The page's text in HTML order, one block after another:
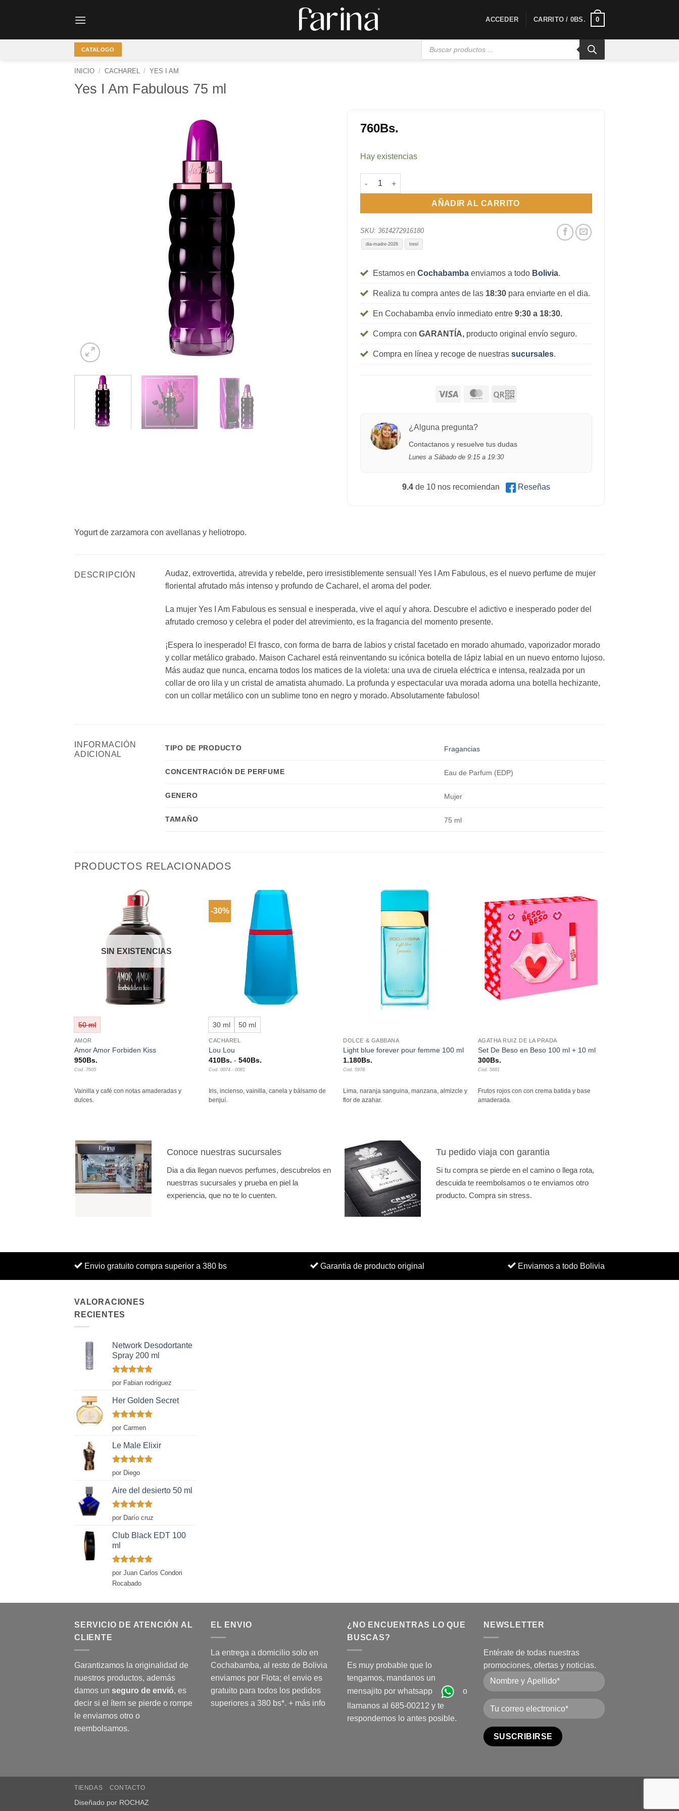
ACCEDER CARRITO / 0BS. 0
CATALOGO
Búsqueda
INICIO / CACHAREL / YES I AM
Yes I Am Fabulous 75 ml
760Bs.
Hay existencias
Yes I Am Fabulous 75 ml cantidad
AÑADIR AL CARRITO
SKU: 3614272916180
dia-madre-2026 tresl
Estamos en Cochabamba enviamos a todo Bolivia.
Realiza tu compra antes de las 18:30para enviarte en el dia.
En Cochabamba envío inmediato entre 9:30 a 18:30.
Compra con GARANTÍA,producto original envío seguro.
Compra en línea y recoge de nuestras sucursales.
¿Alguna pregunta?
Contactanos y resuelve tus dudas
Lunes a Sábado de 9:15 a 19:30
9.4de 10 nos recomiendan Reseñas
Yogurt de zarzamora con avellanas y heliotropo.
DESCRIPCIÓN
Audaz, extrovertida, atrevida y rebelde, pero irresistiblemente sensual! Yes I Am Fabulous, es el nuevo perfume de mujer
floriental afrutado más intenso y profundo de Cacharel, el aroma del poder.
La mujer Yes I Am Fabulous es sensual e inesperada, vive el aquí y ahora. Descubre el adictivo e inesperado poder del
afrutado cremoso y celebra el poder del atrevimiento, es la fragancia del momento presente.
¡Espera lo inesperado! El frasco, con forma de barra de labios y cristal facetado en morado ahumado, vaporizador morado
y collar metálico grabado. Maison Cacharel está reinventando su icónica botella de lápiz labial en un nuevo entorno lujoso.
Más audaz que nunca, encarna todos los matices de la violeta: una uva de ciruela eléctrica e intensa, realzada por un
collar de oro lila y un cristal de amatista ahumado. La profunda y espectacular uva morada adorna una botella hechizante,
con un collar metálico con un sublime tono en negro y morado. Absolutamente fabuloso!
INFORMACIÓN
ADICIONAL
TIPO DE PRODUCTO Fragancias
CONCENTRACIÓN DE PERFUME Eau de Parfum (EDP)
GENERO Mujer
TAMAÑO 75 ml
PRODUCTOS RELACIONADOS
SIN EXISTENCIAS
50 ml
AMOR
Amor Amor Forbiden Kiss
950Bs.
Cod. 7605
Vainilla y café con notas amaderadas y
dulces.
-30%
30 ml 50 ml
CACHAREL
Lou Lou
410Bs. - 540Bs.
410Bs.
hasta
Cod. 0074 - 0081
Iris, incienso, vainilla, canela y bálsamo de
benjuí.
DOLCE & GABBANA
Light blue forever pour femme 100 ml
1.180Bs.
Cod. 5978
Lima, naranja sanguina, manzana, almizcle y
flor de azahar.
deseos
AGATHA RUIZ DE LA PRADA
Set De Beso en Beso 100 ml + 10 ml
300Bs.
Cod. 5681
Frutos rojos con con crema batida y base
amaderada.
Conoce nuestras sucursales
Dia a dia llegan nuevos perfumes, descubrelos en
nuestrras sucursales y prueba en piel la
experiencia, que no te lo cuenten.
Tu pedido viaja con garantia
Si tu compra se pierde en el camino o llega rota,
descuida te reembolsamos o te enviamos otro
producto. Compra sin stress.
Envio gratuito compra superior a 380 bs Garantia de producto original Enviamos a todo Bolivia
VALORACIONES
RECIENTES
Network Desodortante
Spray 200 ml
Valorado
con
por Fabian rodriguez
Her Golden Secret
Valorado
con
por Carmen
Le Male Elixir
Valorado
con
de 5
por Diego
Aire del desierto 50 ml
Valorado
con
por Darío cruz
Club Black EDT 100
ml
Valorado
con 5 de 5
por Juan Carlos Condori
Rocabado
SERVICIO DE ATENCIÓN AL
CLIENTE
Garantizamos la originalidad de
nuestros productos, además
damos un seguro de envió, es
decir si el ítem se pierde o rompe
le enviamos otro o
reembolsamos.
EL ENVIO
La entrega a domicilio solo en
Cochabamba, al resto de Bolivia
enviamos por Flota; el envio es
gratuito para todos los pedidos
superiores a 380 bs*. + más info
¿NO ENCUENTRAS LO QUE
BUSCAS?
Es muy probable que lo
tengamos, mandanos un
mensajito por whatsapp
o
llamanos al 685-00212 y te
respondemos lo antes posible.
NEWSLETTER
Entérate de todas nuestras
promociones, ofertas y noticias.
TIENDAS CONTACTO
Diseñado por ROCHAZ